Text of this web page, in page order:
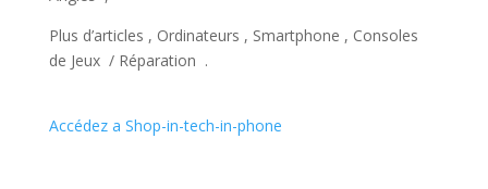
Plus d’articles , Ordinateurs , Smartphone , Consoles
de Jeux / Réparation .
Accédez a Shop-in-tech-in-phone